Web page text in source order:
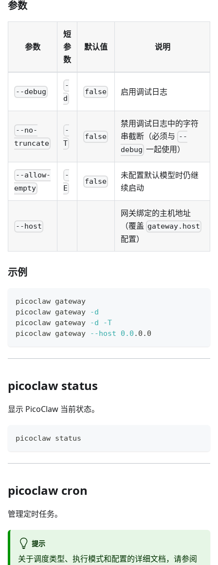
参数
参数
短
参
数
默认值 说明
--debug
-
d
false 启用调试日志
--no-
truncate
-
T
false
禁用调试日志中的字符
串截断（必须与 --
debug 一起使用）
--allow-
empty
-
E
false
未配置默认模型时仍继
续启动
--host
网关绑定的主机地址
（覆盖 gateway.host
配置）
示例
picoclaw gateway
picoclaw gateway
-d
picoclaw gateway
-d
-T
picoclaw gateway
--host 0.0 .0.0
picoclaw status
显示 PicoClaw 当前状态。
picoclaw status
picoclaw cron
管理定时任务。
提示
关于调度类型、执行模式和配置的详细文档，请参阅